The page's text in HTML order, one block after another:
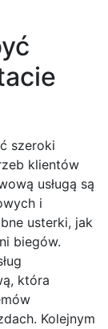
szeroki
klientów
usługą są
i
usterki, jak
biegów.
która
Kolejnym